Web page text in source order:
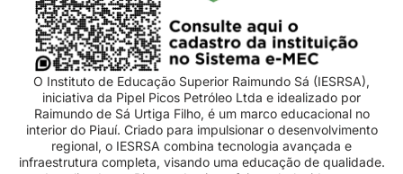
O Instituto de Educação Superior Raimundo Sá (IESRSA),
iniciativa da Pipel Picos Petróleo Ltda e idealizado por
Raimundo de Sá Urtiga Filho, é um marco educacional no
interior do Piauí. Criado para impulsionar o desenvolvimento
regional, o IESRSA combina tecnologia avançada e
infraestrutura completa, visando uma educação de qualidade.